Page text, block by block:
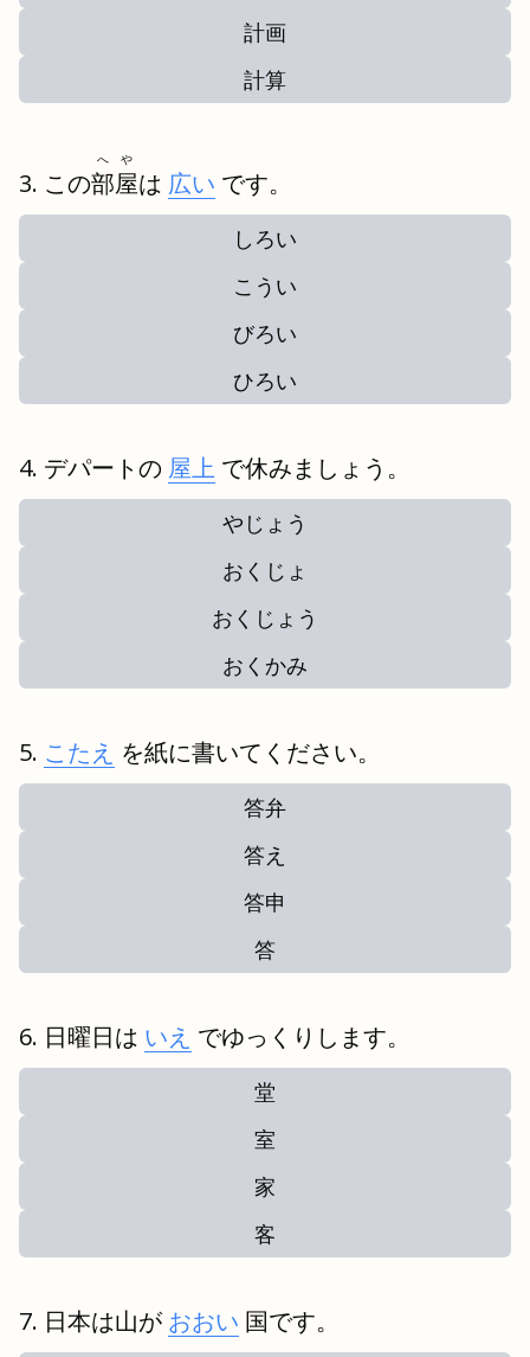
計画
計算
この部屋
へや
は 広い です。
しろい
こうい
びろい
ひろい
デパートの 屋上 で休みましょう。
やじょう
おくじょ
おくじょう
おくかみ
こたえ を紙に書いてください。
答弁
答え
答申
答
日曜日は いえ でゆっくりします。
堂
室
家
客
日本は山が おおい 国です。